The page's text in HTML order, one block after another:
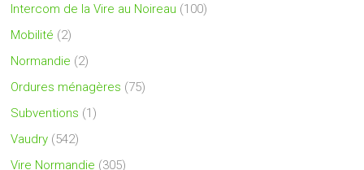
Intercom de la Vire au Noireau (100)
Mobilité (2)
Normandie (2)
Ordures ménagères (75)
Subventions (1)
Vaudry (542)
Vire Normandie (305)